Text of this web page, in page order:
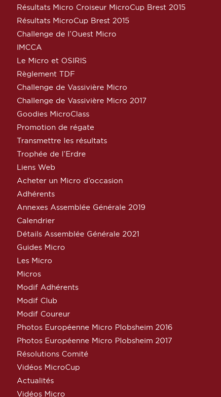
Résultats Micro Croiseur MicroCup Brest 2015
Résultats MicroCup Brest 2015
Challenge de l’Ouest Micro
IMCCA
Le Micro et OSIRIS
Règlement TDF
Challenge de Vassivière Micro
Challenge de Vassivière Micro 2017
Goodies MicroClass
Promotion de régate
Transmettre les résultats
Trophée de l’Erdre
Liens Web
Acheter un Micro d’occasion
Adhérents
Annexes Assemblée Générale 2019
Calendrier
Détails Assemblée Générale 2021
Guides Micro
Les Micro
Micros
Modif Adhérents
Modif Club
Modif Coureur
Photos Européenne Micro Plobsheim 2016
Photos Européenne Micro Plobsheim 2017
Résolutions Comité
Vidéos MicroCup
Actualités
Vidéos Micro